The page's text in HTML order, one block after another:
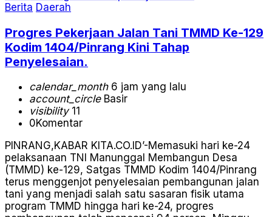
Berita Daerah
Progres Pekerjaan Jalan Tani TMMD Ke-129
Kodim 1404/Pinrang Kini Tahap
Penyelesaian.
calendar_month6 jam yang lalu
account_circleBasir
visibility11
0Komentar
PINRANG,KABAR KITA.CO.ID’-Memasuki hari ke-24
pelaksanaan TNI Manunggal Membangun Desa
(TMMD) ke-129, Satgas TMMD Kodim 1404/Pinrang
terus menggenjot penyelesaian pembangunan jalan
tani yang menjadi salah satu sasaran fisik utama
program TMMD hingga hari ke-24, progres